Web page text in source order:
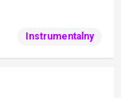
Instrumentalny